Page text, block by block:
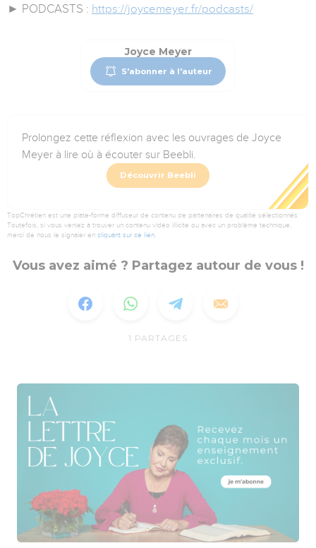
► PODCASTS : https://joycemeyer.fr/podcasts/
Joyce Meyer
S'abonner à l'auteur
Prolongez cette réflexion avec les ouvrages de Joyce
Meyer à lire où à écouter sur Beebli.
Découvrir Beebli
TopChrétien est une plate-forme diffuseur de contenu de partenaires de qualité sélectionnés.
Toutefois, si vous veniez à trouver un contenu vidéo illicite ou avec un problème technique,
merci de nous le signaler en cliquant sur ce lien.
Vous avez aimé ? Partagez autour de vous !
1 PARTAGES